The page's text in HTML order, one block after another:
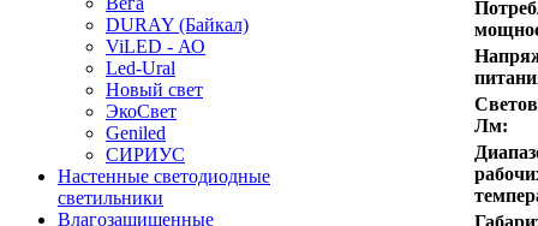
DURAY (Байкал)
ViLED - АО
Led-Ural
Новый свет
ЭкоСвет
Geniled
СИРИУС
Настенные светодиодные
светильники
Влагозащищенные
Лм: